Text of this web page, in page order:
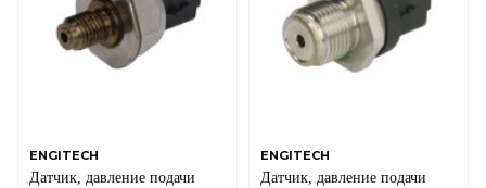
ENGITECH
Датчик, давление подачи
ENGITECH
Датчик, давление подачи